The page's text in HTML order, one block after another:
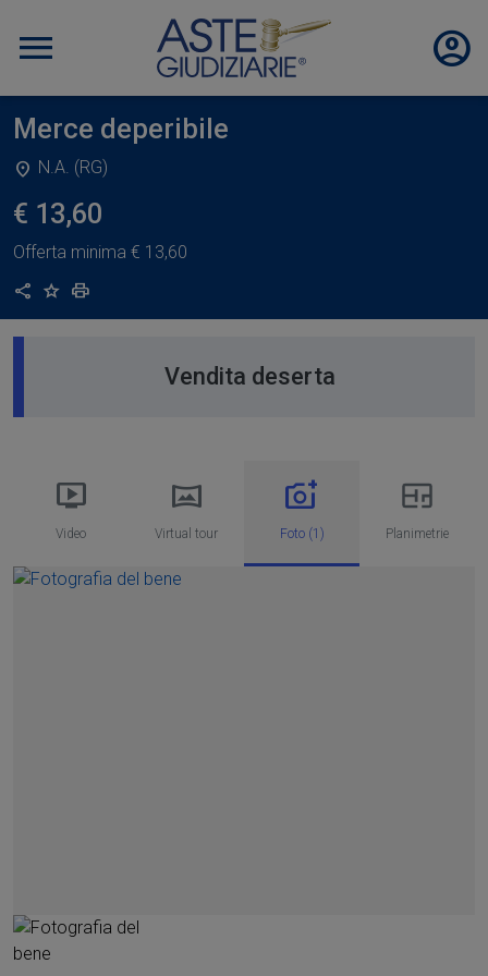
Merce deperibile
N.A. (RG)
€ 13,60
Offerta minima € 13,60
CondividiAggiungi ai preferiti
Stampa
Vendita deserta
Video Virtual tour Foto (1) Planimetrie